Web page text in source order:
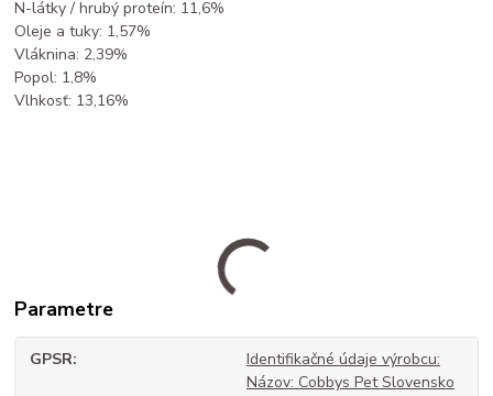
N-látky / hrubý proteín: 11,6%
Oleje a tuky: 1,57%
Vláknina: 2,39%
Popol: 1,8%
Vlhkosť: 13,16%
Parametre
GPSR
Identifikačné údaje výrobcu:
Názov: Cobbys Pet Slovensko